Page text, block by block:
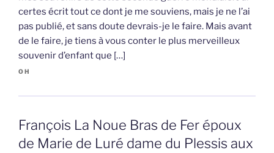
certes écrit tout ce dont je me souviens, mais je ne l’ai
pas publié, et sans doute devrais-je le faire. Mais avant
de le faire, je tiens à vous conter le plus merveilleux
souvenir d’enfant que […]
OH
François La Noue Bras de Fer époux
de Marie de Luré dame du Plessis aux